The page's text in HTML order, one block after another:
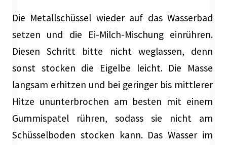
Die Metallschüssel wieder auf das Wasserbad
setzen und die Ei-Milch-Mischung einrühren.
Diesen Schritt bitte nicht weglassen, denn
sonst stocken die Eigelbe leicht. Die Masse
langsam erhitzen und bei geringer bis mittlerer
Hitze ununterbrochen am besten mit einem
Gummispatel rühren, sodass sie nicht am
Schüsselboden stocken kann. Das Wasser im